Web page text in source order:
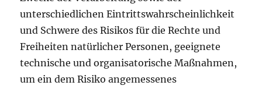
unterschiedlichen Eintrittswahrscheinlichkeit
und Schwere des Risikos für die Rechte und
Freiheiten natürlicher Personen, geeignete
technische und organisatorische Maßnahmen,
um ein dem Risiko angemessenes